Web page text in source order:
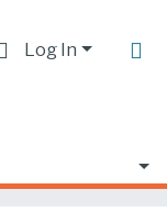
Log In